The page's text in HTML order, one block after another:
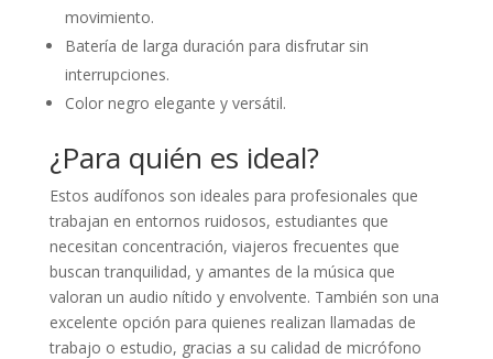
movimiento.
Batería de larga duración para disfrutar sin
interrupciones.
Color negro elegante y versátil.
¿Para quién es ideal?
Estos audífonos son ideales para profesionales que
trabajan en entornos ruidosos, estudiantes que
necesitan concentración, viajeros frecuentes que
buscan tranquilidad, y amantes de la música que
valoran un audio nítido y envolvente. También son una
excelente opción para quienes realizan llamadas de
trabajo o estudio, gracias a su calidad de micrófono